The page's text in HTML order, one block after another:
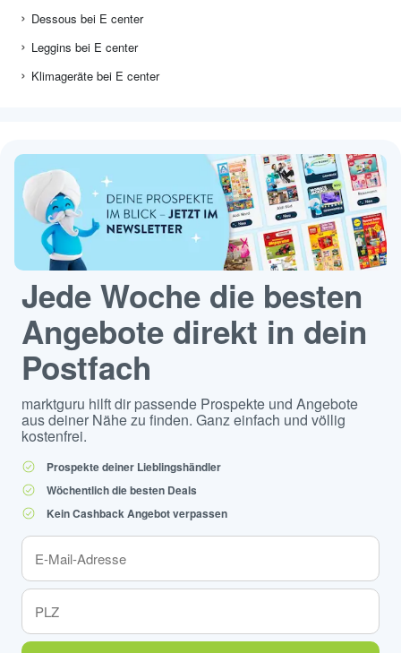
Dessous bei E center
Leggins bei E center
Klimageräte bei E center
Jede Woche die besten
Angebote direkt in dein
Postfach
marktguru hilft dir passende Prospekte und Angebote
aus deiner Nähe zu finden. Ganz einfach und völlig
kostenfrei.
Prospekte deiner Lieblingshändler
Wöchentlich die besten Deals
Kein Cashback Angebot verpassen